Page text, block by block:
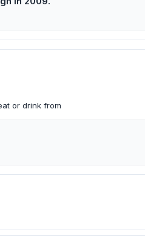
or drink from